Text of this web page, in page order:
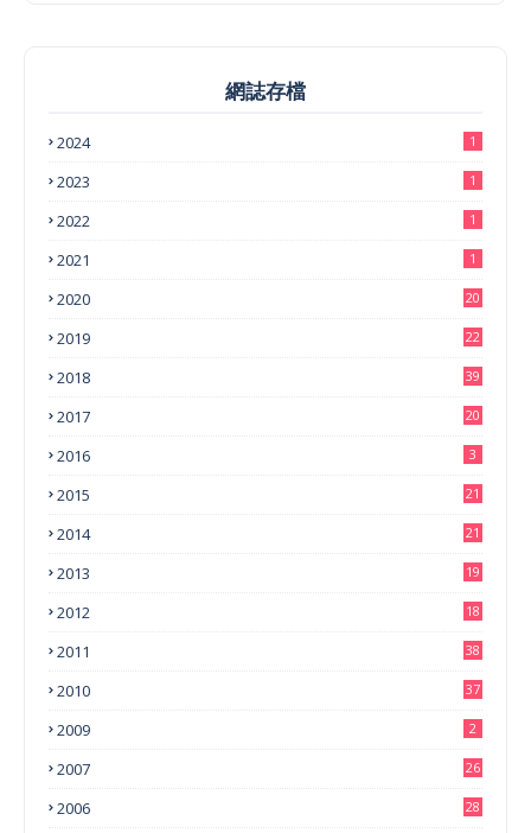
網誌存檔
2024 1
2023 1
2022 1
2021 1
2020 20
2019 22
2018 39
2017 20
2016 3
2015 21
2014 21
2013 19
2012 18
2011 38
2010 37
2009 2
2007 26
2006 28